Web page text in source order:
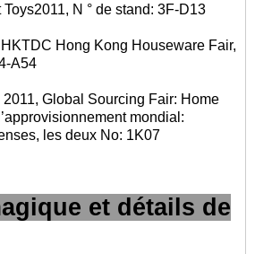
N ° de stand: 3F-D13
Hong Kong Houseware Fair,
A54
2011, Global Sourcing Fair: Home
mondial:
les deux No: 1K07
et détails de